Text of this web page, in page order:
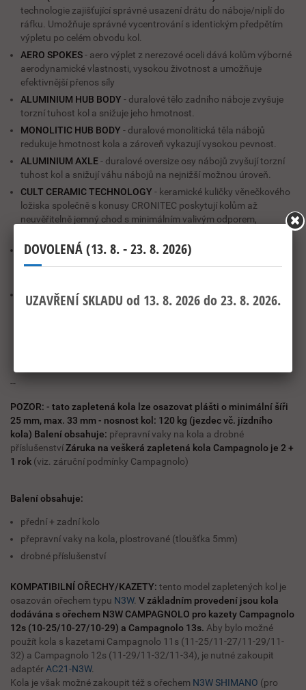
technologie zajišťující správné usazení drátu do náboje/niplí do
ráfku. Umožňuje správné vycentrování s identickým předpětím
výpletu po celém obvodu kol.
AERO SPOKES- aero výplet z nerezové oceli dává kolům výborné
aerodynamické vlastnosti, vysokou životnost a umožňuje
efektivnější přenos síly
ALUMINIUM HUB BODY - duralové tělo zadního náboje zvyšuje
torzní tuhost kol a snižuje jeho hmotnost.
MONOLITIC HUB BODY - duralové monolitická těla nábojů
redukuje hmotnost kola a zároveň vykazují vysokou pevnost.
ALUMINIUM AXLE- duralové oversize osy nábojů zvyšují torzní
tuhost kol a snižují váhu nábojů na nejnižší možnou úroveň.
CULT CERAMIC TECHNOLOGY - keramické kuličky věnečkového
ložiska společně s konusy CRONITEC poskytují kolům až
neuvěřitelně jemný chod s minimálním valivým odporem,
CUP AND CONES BEARINGS- kuličková věnečková ložiska ve
spojení s kónusy nabízejí jednoduchou údržbu, ještě jednodušší
OVERSIZE FLANGE - zadní náboj s vysokou přírubou zvyšuje
torzní tuhost kola a zvyšuje jeho schopnost zrychlit Náboje kol
--
POZOR: - tato zapletená kola lze osazovat plášti o minimální šíři
25 mm, max. 33 mm - nosnost kol: 120 kg (jezdec vč. jízdního
kola) Balení obsahuje: přepravní vaky na kola a drobné
příslušenstvíZáruka na veškerá zapletená kola Campagnolo je 2 +
1 rok (viz. záruční podmínky Campagnolo)
Balení obsahuje:
přední + zadní kolo
přepravní vaky na kola, plostrované (tloušťka 5mm)
drobné příslušenství
KOMPATIBILNÍ OŘECHY/KAZETY: tento model zapletených kol je
osazován ořechem typu N3W. V základním provedení jsou kola
dodávána s ořechem N3W CAMPAGNOLO pro kazety Campagnolo
12s (10-25/10-27/10-29) a Campagnolo 13s. Aby bylo možné
použít kola s kazetami Campagnolo 11s (11-25/11-27/11-29/11-
32) a Campagnolo 12s (11-29/11-32/11-34), je nutné zakoupit
adaptér AC21-N3W.
Kola je však možné zakoupit též s ořechem N3W SHIMANO (pro